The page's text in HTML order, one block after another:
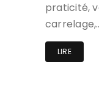
praticité,
LIRE